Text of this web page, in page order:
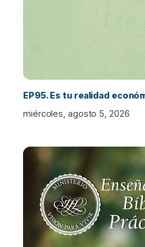
EP95. Es tu realidad
miércoles, agosto 5, 2026